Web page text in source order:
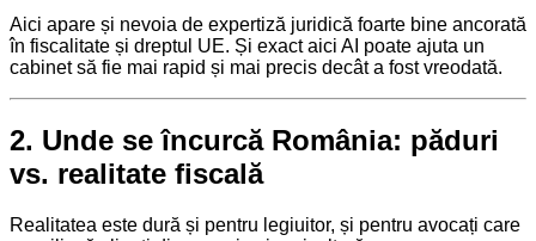
Aici apare și nevoia de expertiză juridică foarte bine ancorată
în fiscalitate și dreptul UE. Și exact aici AI poate ajuta un
cabinet să fie mai rapid și mai precis decât a fost vreodată.
2. Unde se încurcă România: păduri
vs. realitate fiscală
Realitatea este dură și pentru legiuitor, și pentru avocați care